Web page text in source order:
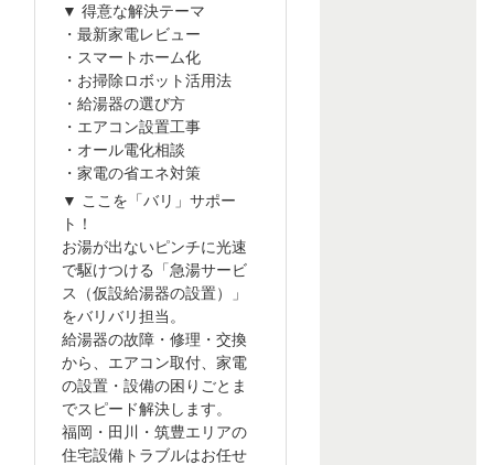
▼ 得意な解決テーマ
・最新家電レビュー
・スマートホーム化
・お掃除ロボット活用法
・給湯器の選び方
・エアコン設置工事
・オール電化相談
・家電の省エネ対策
▼ ここを「バリ」サポー
ト！
お湯が出ないピンチに光速
で駆けつける「急湯サービ
ス（仮設給湯器の設置）」
をバリバリ担当。
給湯器の故障・修理・交換
から、エアコン取付、家電
の設置・設備の困りごとま
でスピード解決します。
福岡・田川・筑豊エリアの
住宅設備トラブルはお任せ